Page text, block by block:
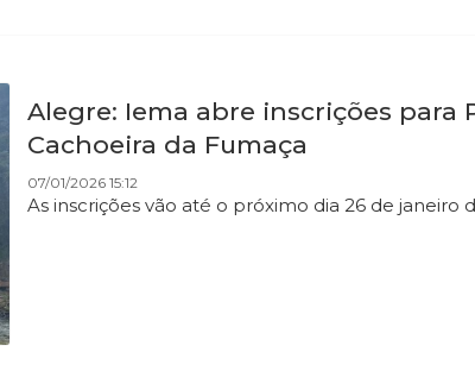
Alegre: Iema abre inscrições
Cachoeira da Fumaça
07/01/2026 15:12
As inscrições vão até o próximo dia 26 de janeiro